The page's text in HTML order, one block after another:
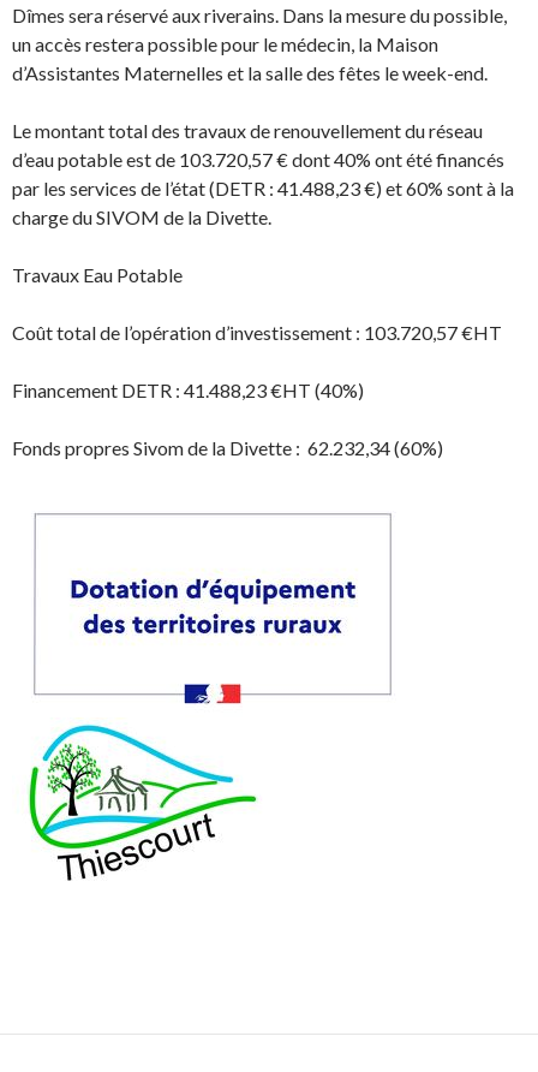
Dîmes sera réservé aux riverains. Dans la mesure du possible,
un accès restera possible pour le médecin, la Maison
d’Assistantes Maternelles et la salle des fêtes le week-end.
Le montant total des travaux de renouvellement du réseau
d’eau potable est de 103.720,57 € dont 40% ont été financés
par les services de l’état (DETR : 41.488,23 €) et 60% sont à la
charge du SIVOM de la Divette.
Travaux Eau Potable
Coût total de l’opération d’investissement : 103.720,57 €HT
Financement DETR : 41.488,23 €HT (40%)
Fonds propres Sivom de la Divette : 62.232,34 (60%)